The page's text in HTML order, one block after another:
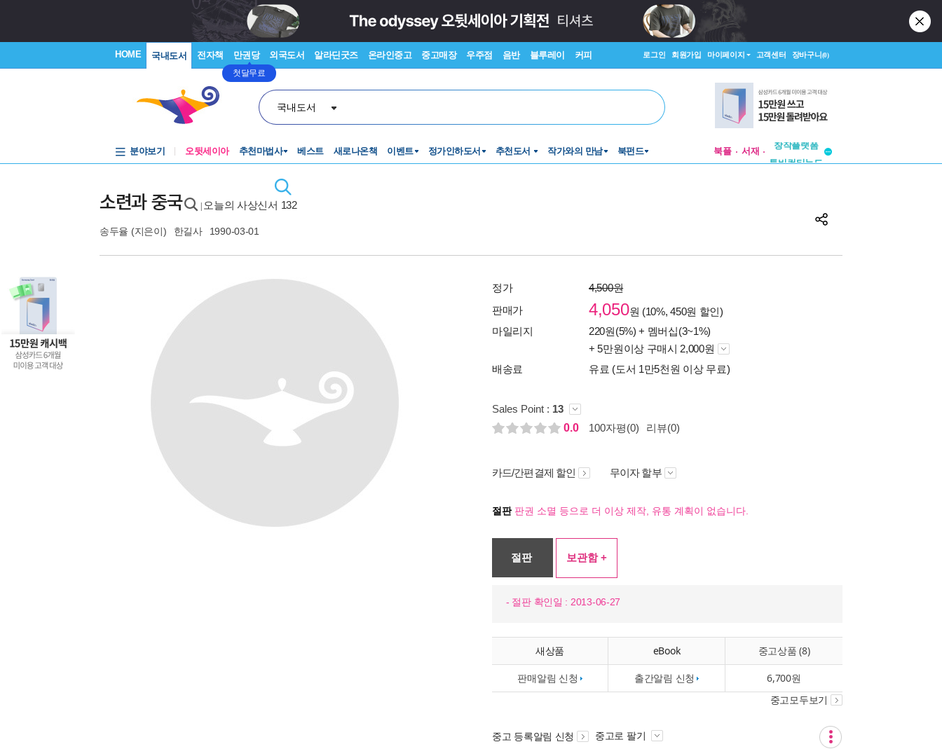
HOME 국내도서 전자책 만권당
첫달무료
외국도서 알라딘굿즈 온라인중고 중고매장 우주점 음반 블루레이 커피 로그인 회원가입 마이페이지 고객센터 장바구니(0)
국내도서
분야보기 오뒷세이아 추천마법사 베스트 새로나온책 이벤트 정가인하도서 추천도서 작가와의 만남 북펀드 북플 서재
투비컨티뉴드
소련과 중국 오늘의 사상신서 132
송두율 (지은이) 한길사 1990-03-01
정가
4,500원
판매가
4,050원 (10%, 450원 할인)
마일리지
220원(5%) + 멤버십(3~1%)
+ 5만원이상 구매시 2,000원
배송료
유료 (도서 1만5천원 이상 무료)
Sales Point : 13
0.0
100자평(0) 리뷰(0)
카드/간편결제 할인 무이자 할부
절판판권 소멸 등으로 더 이상 제작, 유통 계획이 없습니다.
절판 보관함 +
- 절판 확인일 : 2013-06-27
새상품 eBook 중고상품 (8)
판매알림 신청 출간알림 신청 6,700원
중고모두보기
중고 등록알림 신청 중고로 팔기